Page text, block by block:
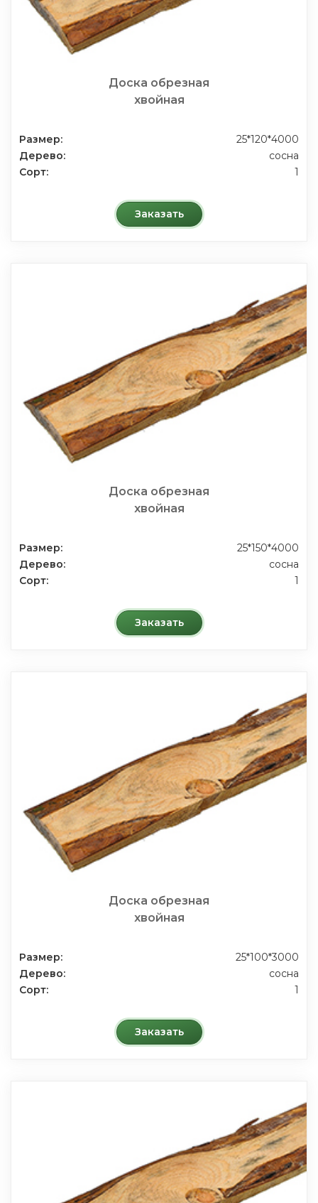
Доска обрезная
хвойная
Размер:
25*120*4000
Дерево:
сосна
Сорт:
1
Заказать
Доска обрезная
хвойная
Размер:
25*150*4000
Дерево:
сосна
Сорт:
1
Заказать
Доска обрезная
хвойная
Размер:
25*100*3000
Дерево:
сосна
Сорт:
1
Заказать